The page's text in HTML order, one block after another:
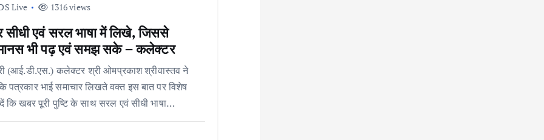
Live 1316 views
एवं सरल भाषा में लिखे, जिससे
भी पढ़ एवं समझ सके – कलेक्टर
(आई.डी.एस.) कलेक्टर श्री ओमप्रकाश श्रीवास्तव ने
पत्रकार भाई समाचार लिखते वक्त इस बात पर विशेष
कि खबर पूरी पुष्टि के साथ सरल एवं सीधी भाषा…